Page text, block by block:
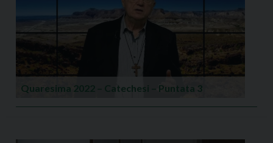
Quaresima 2022 – Catechesi – Puntata 3